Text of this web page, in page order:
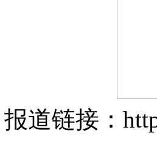
报道链接：